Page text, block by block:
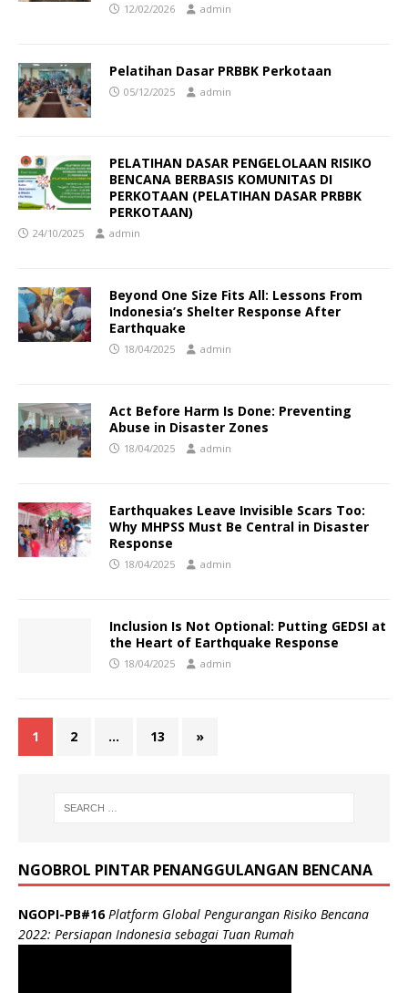
12/02/2026 admin
Pelatihan Dasar PRBBK Perkotaan
05/12/2025 admin
PELATIHAN DASAR PENGELOLAAN RISIKO
BENCANA BERBASIS KOMUNITAS DI
PERKOTAAN (PELATIHAN DASAR PRBBK
PERKOTAAN)
24/10/2025 admin
Beyond One Size Fits All: Lessons From
Indonesia’s Shelter Response After
Earthquake
18/04/2025 admin
Act Before Harm Is Done: Preventing
Abuse in Disaster Zones
18/04/2025 admin
Earthquakes Leave Invisible Scars Too:
Why MHPSS Must Be Central in Disaster
Response
18/04/2025 admin
Inclusion Is Not Optional: Putting GEDSI at
the Heart of Earthquake Response
18/04/2025 admin
1 2 … 13 »
NGOBROL PINTAR PENANGGULANGAN BENCANA
NGOPI-PB#16 Platform Global Pengurangan Risiko Bencana
2022: Persiapan Indonesia sebagai Tuan Rumah